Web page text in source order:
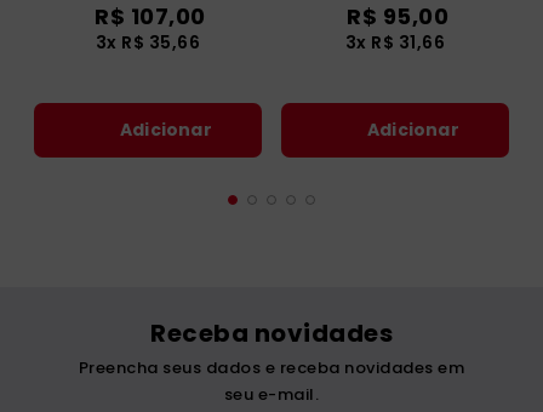
R$ 107,00
3x R$ 35,66
Adicionar
R$ 95,00
3x R$ 31,66
Adicionar
Receba novidades
Preencha seus dados e receba novidades em
seu e-mail.